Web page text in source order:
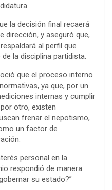
la decisión final recaerá
dirección, y aseguró que,
al perfil que
la disciplina partidista.
que el proceso interno
ya que, por un
internas y cumplir
otro, existen
frenar el nepotismo,
un factor de
personal en la
respondió de manera
su estado?”